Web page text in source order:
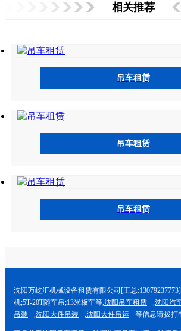
相关推荐
吊车租赁
吊车租赁
吊车租赁
沈阳万屹汇机械设备租赁有限公司[王总
机;5T-20T随车吊;13米板车等,沈阳吊车租赁 ,沈阳汽
吊装
,沈阳大件吊装 ,沈阳大件吊运 等信息请拨打